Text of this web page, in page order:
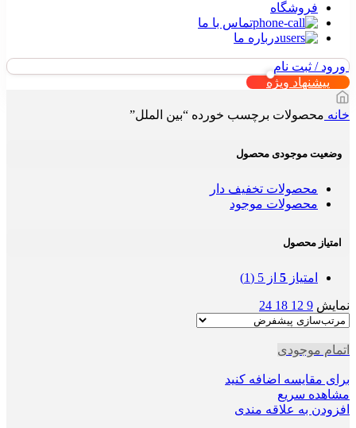
فروشگاه
تماس با ما
درباره ما
ورود / ثبت نام
پیشنهاد ویژه
خانه محصولات برچسب خورده “بین الملل”
وضعیت موجودی محصول
محصولات تخفیف دار
محصولات موجود
امتیاز محصول
امتیاز 5 از 5 (1)
نمایش 9
12
18
24
اتمام موجودی
برای مقایسه اضافه کنید
مشاهده سریع
افزودن به علاقه مندی